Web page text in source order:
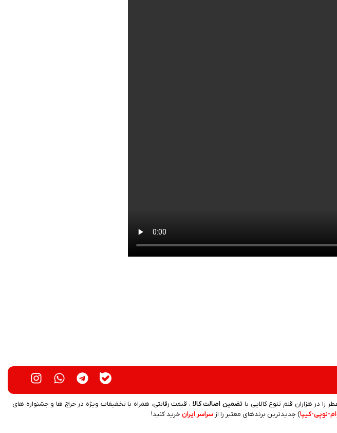
را در هزاران قلم تنوع کالایی با تضمین اصالت کالا ، قیمت رقابتی، همراه با تخفیفات ویژه در حراج ها و جشنواره های
نوپی-کیپا) جدیدترین‌ برندهای معتبر را ازسراسر ایران خرید کنید!